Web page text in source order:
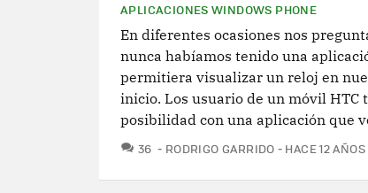
APLICACIONES WINDOWS PHONE
En diferentes ocasiones nos
nunca habíamos tenido una
permitiera visualizar un reloj en
inicio. Los usuario de un móvil HTC
posibilidad con una aplicación que
36 COMENTARIOS
RODRIGO GARRIDO HACE 12 AÑOS